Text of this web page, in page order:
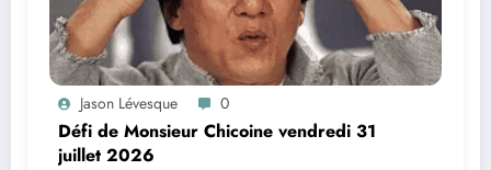
Jason Lévesque 0
Défi de Monsieur Chicoine vendredi 31
juillet 2026